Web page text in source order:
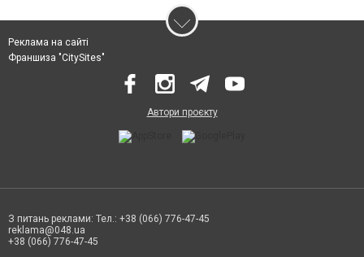
Реклама на сайті
Франшиза "CitySites"
Автори проєкту
З питань реклами: Тел.: +38 (066) 776-47-45
reklama@048.ua
+38 (066) 776-47-45